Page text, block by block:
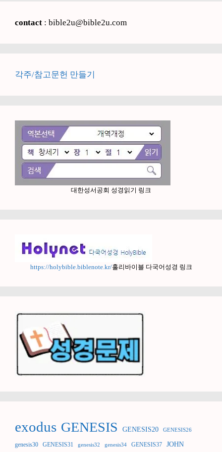
contact : bible2u@bible2u.com
각주/참고문헌 만들기
대한성서공회 성경읽기 링크
https://holybible.biblenote.kr/홀리바이블 다국어성경 링크
exodus GENESIS GENESIS20 GENESIS26
genesis30 GENESIS31 genesis32 genesis34 GENESIS37 JOHN